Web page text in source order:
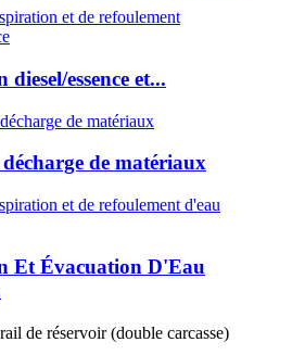
essence et...
de matériaux
Et Évacuation D'Eau